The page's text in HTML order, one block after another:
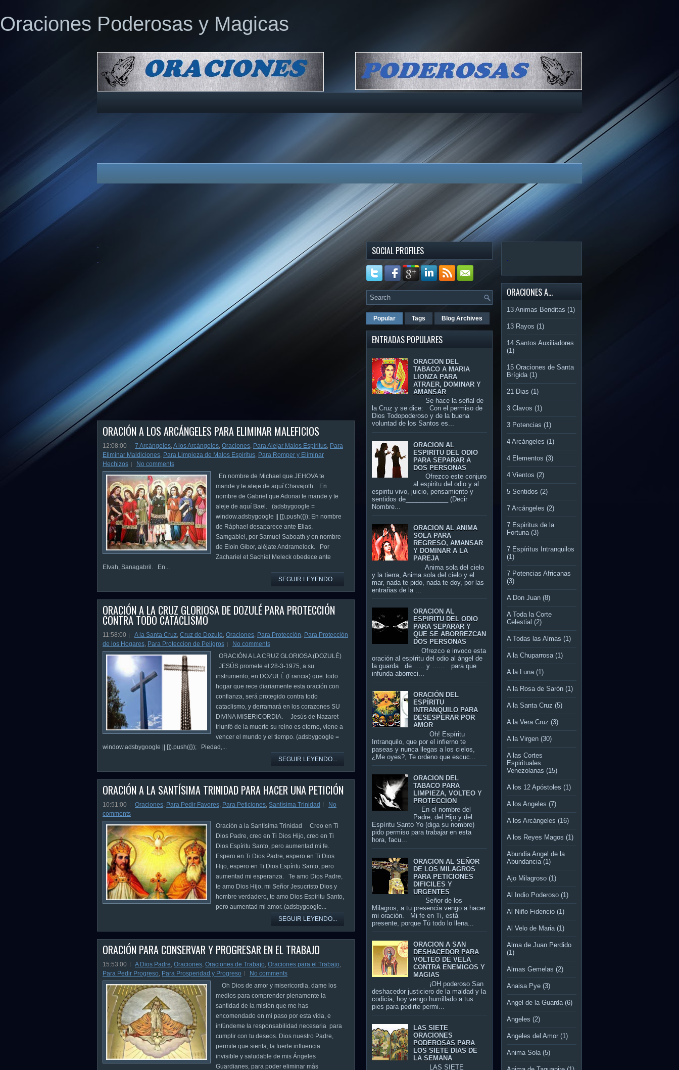
Oraciones Poderosas y Magicas
ORACIÓN A LOS ARCÁNGELES PARA ELIMINAR MALEFICIOS
12:08:00 7 Arcángeles A los Arcángeles Oraciones Para Alejar Malos Espíritus Para
Eliminar Maldiciones Para Limpieza de Malos Espiritus Para Romper y Eliminar
Hechizos
No comments
En nombre de Michael que JEHOVA te
mande y te aleje de aquí Chavajoth. En
nombre de Gabriel que Adonai te mande y te
aleje de aquí Bael. (adsbygoogle =
window.adsbygoogle || []).push({}); En nombre
de Ráphael desaparece ante Elias,
Samgabiel, por Samuel Saboath y en nombre
de Eloin Gibor, aléjate Andramelock. Por
Zachariel et Sachiel Meleck obedece ante
Elvah, Sanagabril. En...
SEGUIR LEYENDO...
ORACIÓN A LA CRUZ GLORIOSA DE DOZULÉ PARA PROTECCIÓN
CONTRA TODO CATACLISMO
11:58:00 A la Santa Cruz Cruz de Dozulé Oraciones Para Protección Para Protección
de los Hogares Para Proteccion de Peligros
No comments
ORACIÓN A LA CRUZ GLORIOSA (DOZULÉ)
JESÚS promete el 28-3-1975, a su
instrumento, en DOZULÉ (Francia) que: todo
hogar que rece diariamente esta oración con
confianza, será protegido contra todo
cataclismo, y derramará en los corazones SU
DIVINA MISERICORDIA. Jesús de Nazaret
triunfó de la muerte su reino es eterno, viene a
vencer el mundo y el tiempo. (adsbygoogle =
window.adsbygoogle || []).push({}); Piedad,...
SEGUIR LEYENDO...
ORACIÓN A LA SANTÍSIMA TRINIDAD PARA HACER UNA PETICIÓN
10:51:00 Oraciones Para Pedir Favores Para Peticiones Santísima Trinidad
No
comments
Oración a la Santísima Trinidad Creo en Ti
Dios Padre, creo en Ti Dios Hijo, creo en Ti
Dios Espíritu Santo, pero aumentad mi fe.
Espero en Ti Dios Padre, espero en Ti Dios
Hijo, espero en Ti Dios Espíritu Santo, pero
aumentad mi esperanza. Te amo Dios Padre,
te amo Dios Hijo, mi Señor Jesucristo Dios y
hombre verdadero, te amo Dios Espíritu Santo,
pero aumentad mi amor. (adsbygoogle...
SEGUIR LEYENDO...
ORACIÓN PARA CONSERVAR Y PROGRESAR EN EL TRABAJO
15:53:00 A Dios Padre Oraciones Oraciones de Trabajo Oraciones para el Trabajo
Para Pedir Progreso Para Prosperidad y Progreso
No comments
Oh Dios de amor y misericordia, dame los
medios para comprender plenamente la
santidad de la misión que me has
encomendado en mi paso por esta vida, e
infúndeme la responsabilidad necesaria para
cumplir con tu deseos. Dios nuestro Padre,
permite que sienta, la fuerte influencia
invisible y saludable de mis Ángeles
Guardianes, para poder eliminar más
SOCIAL PROFILES
Popular Tags Blog Archives
ENTRADAS POPULARES
ORACION DEL
TABACO A MARIA
LIONZA PARA
ATRAER, DOMINAR Y
AMANSAR
Se hace la señal de
la Cruz y se dice: Con el permiso de
Dios Todopoderoso y de la buena
voluntad de los Santos es...
ORACION AL
ESPIRITU DEL ODIO
PARA SEPARAR A
DOS PERSONAS
Ofrezco este conjuro
al espiritu del odio y al
espiritu vivo, juicio, pensamiento y
sentidos de____________ (Decir
Nombre...
ORACION AL ANIMA
SOLA PARA
REGRESO, AMANSAR
Y DOMINAR A LA
PAREJA
Anima sola del cielo
y la tierra, Anima sola del cielo y el
mar, nada te pido, nada te doy, por las
entrañas de la ...
ORACION AL
ESPIRITU DEL ODIO
PARA SEPARAR Y
QUE SE ABORREZCAN
DOS PERSONAS
Ofrezco e invoco esta
oración al espíritu del odio al ángel de
la guarda de ….. y …… para que
infunda aborreci...
ORACIÓN DEL
ESPÍRITU
INTRANQUILO PARA
DESESPERAR POR
AMOR
Oh! Espíritu
Intranquilo, que por el infierno te
paseas y nunca llegas a los cielos,
¿Me oyes?, Te ordeno que escuc...
ORACION DEL
TABACO PARA
LIMPIEZA, VOLTEO Y
PROTECCION
En el nombre del
Padre, del Hijo y del
Espíritu Santo Yo (diga su nombre)
pido permiso para trabajar en esta
hora, facu...
ORACION AL SEÑOR
DE LOS MILAGROS
PARA PETICIONES
DIFICILES Y
URGENTES
Señor de los
Milagros, a tu presencia vengo a hacer
mi oración. Mi fe en Ti, está
presente, porque Tú todo lo llena...
ORACION A SAN
DESHACEDOR PARA
VOLTEO DE VELA
CONTRA ENEMIGOS Y
MAGIAS
¡OH poderoso San
deshacedor justiciero de la maldad y la
codicia, hoy vengo humillado a tus
pies para pedirte permi...
LAS SIETE
ORACIONES
PODEROSAS PARA
LOS SIETE DIAS DE
LA SEMANA
LAS SIETE
ORACIONES A...
13 Animas Benditas (1)
13 Rayos (1)
14 Santos Auxiliadores
(1)
15 Oraciones de Santa
Brígida (1)
21 Dias (1)
3 Clavos (1)
3 Potencias (1)
4 Arcángeles (1)
4 Elementos (3)
4 Vientos (2)
5 Sentidos (2)
7 Arcángeles (2)
7 Espiritus de la
Fortuna (3)
7 Espíritus Intranquilos
(1)
7 Potencias Africanas
(3)
A Don Juan (8)
A Toda la Corte
Celestial (2)
A Todas las Almas (1)
A la Chuparrosa (1)
A la Luna (1)
A la Rosa de Sarón (1)
A la Santa Cruz (5)
A la Vera Cruz (3)
A la Virgen (30)
A las Cortes
Espirituales
Venezolanas (15)
A los 12 Apóstoles (1)
A los Angeles (7)
A los Arcángeles (16)
A los Reyes Magos (1)
Abundia Angel de la
Abundancia (1)
Ajo Milagroso (1)
Al Indio Poderoso (1)
Al Niño Fidencio (1)
Al Velo de Maria (1)
Alma de Juan Perdido
(1)
Almas Gemelas (2)
Anaisa Pye (3)
Angel de la Guarda (6)
Angeles (2)
Angeles del Amor (1)
Anima Sola (5)